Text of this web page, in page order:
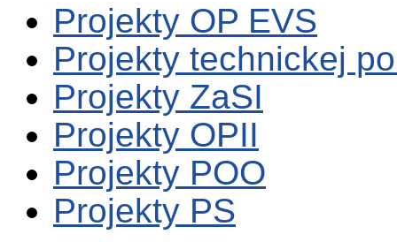
Projekty OP EVS
Projekty technickej
Projekty ZaSI
Projekty OPII
Projekty POO
Projekty PS